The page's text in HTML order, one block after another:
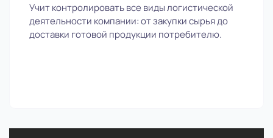
Учит контролировать все виды логистической
деятельности компании: от закупки сырья до
доставки готовой продукции потребителю.